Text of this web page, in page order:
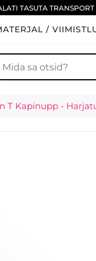
TASUTA TRANSPORT
/
T Kapinupp -